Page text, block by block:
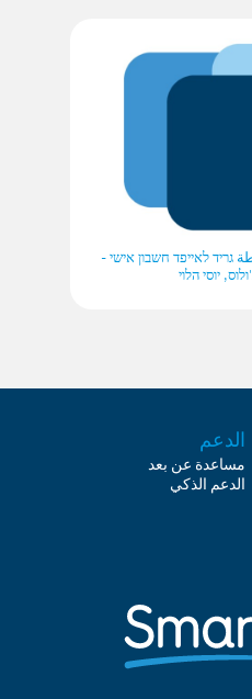
לאייפד חשבון אישי -
الدعم
مساعدة عن بعد
الدعم الذكي